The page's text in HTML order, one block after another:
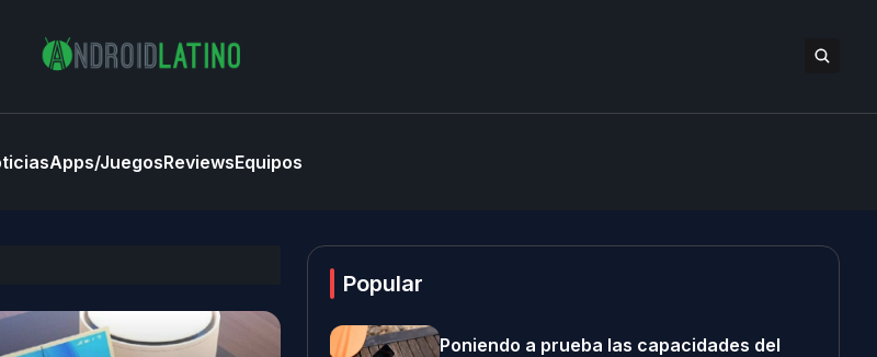
Apps/JuegosReviewsEquipos
Popular
Poniendo a prueba las capacidades del